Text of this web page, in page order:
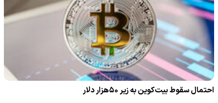
احتمال سقوط بیت‌کوین به زیر ۵۰هزار دلار